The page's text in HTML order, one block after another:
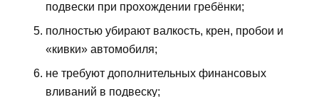
подвески при прохождении гребёнки;
полностью убирают валкость, крен, пробои и
«кивки» автомобиля;
не требуют дополнительных финансовых
вливаний в подвеску;